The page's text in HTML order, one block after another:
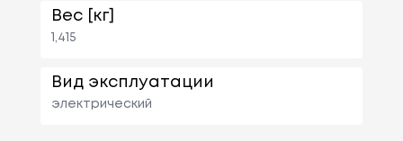
Вес [кг]
1,415
Вид эксплуатации
электрический